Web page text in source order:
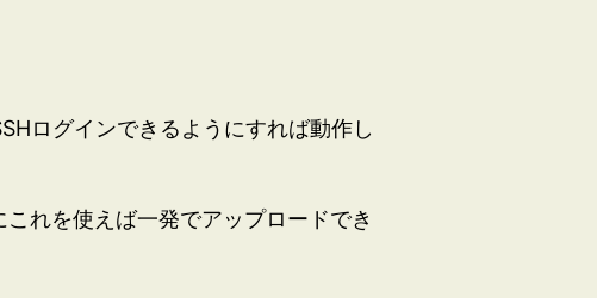
ログインできるようにすれば動作し
れを使えば一発でアップロードでき